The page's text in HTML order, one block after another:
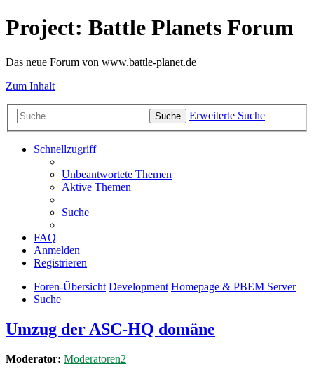
Project: Battle Planets Forum
Das neue Forum von www.battle-planet.de
Zum Inhalt
Suche Erweiterte Suche
Schnellzugriff
Unbeantwortete Themen
Aktive Themen
Suche
FAQ
Anmelden
Registrieren
Foren-Übersicht Development Homepage & PBEM Server
Suche
Umzug der ASC-HQ domäne
Moderator: Moderatoren2